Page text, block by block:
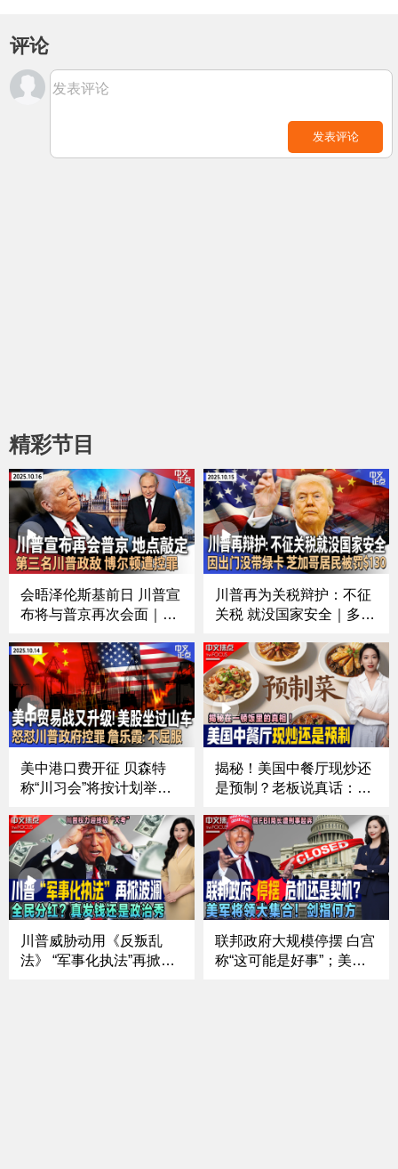
评论
发表评论
发表评论
精彩节目
会晤泽伦斯基前日 川普宣
布将与普京再次会面｜芝
官对ICE特工下新命令｜
第三名川普政敌 前国安顾
问博尔顿遭控罪｜涉下药
侵犯多人 南加大中国留学
生被起诉《中文正点》25.
10.16
川普再为关税辩护：不征
关税 就没国家安全｜多家
俄领空”损公众利益｜美中
贸易紧张再升级 川普内阁
指责中国经济胁迫｜出门
没带绿卡 芝加哥居民被罚
$130《中文正点》25.10.
15
美中港口费开征 贝森特
称“川习会”将按计划举行
股坐“过山车”｜加沙停火
遇挫！以色列因人质遗体
归还问题砍援助｜强硬回
应川普政府指控 詹乐霞
称“不会屈服”《中文正
点》25.10.14
揭秘！美国中餐厅现炒还
是预制？老板说真话：哪
版“预制菜”怎么定义；食
客：五分钟上菜，我就怀
疑是预制；中餐行业的预
制菜该如何区分《中文焦
点》10/16/25
川普威胁动用《反叛乱
法》 “军事化执法”再掀波
联邦政府大规模停摆 白宫
称“这可能是好事”；美军